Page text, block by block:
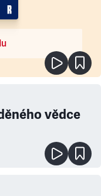
vědce